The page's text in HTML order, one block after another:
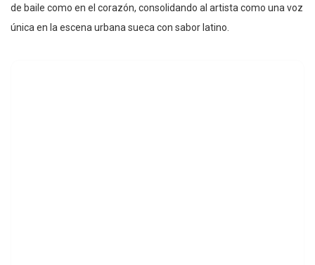
de baile como en el corazón, consolidando al artista como una voz
única en la escena urbana sueca con sabor latino.